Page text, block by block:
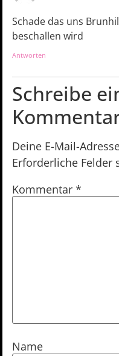
Schade das uns
beschallen wird
Antworten
Schreibe
Deine E-Mail-
Erforderliche Felder
Kommentar *
Name